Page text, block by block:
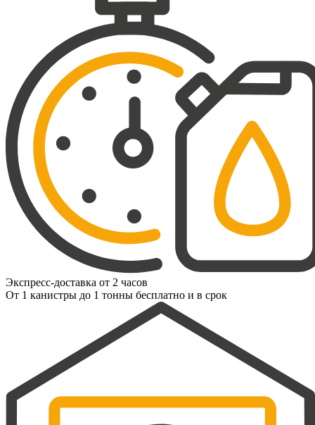
Экспресс-доставка от 2 часов
От 1 канистры до 1 тонны бесплатно и в срок